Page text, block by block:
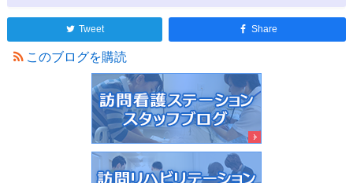
Tweet Share
このブログを購読